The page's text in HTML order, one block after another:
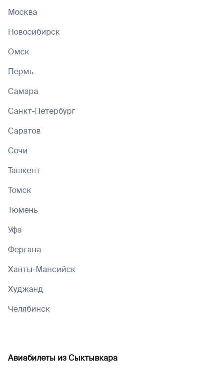
Москва
Новосибирск
Омск
Пермь
Самара
Санкт-Петербург
Саратов
Сочи
Ташкент
Томск
Тюмень
Уфа
Фергана
Ханты-Мансийск
Худжанд
Челябинск
Авиабилеты изСыктывкара